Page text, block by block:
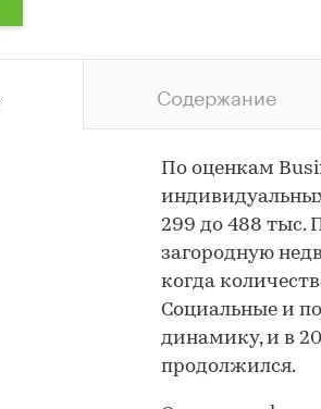
Содержание
По оценкам
299 до 488 тыс.
загородную
когда
Социальные и
динамику, и в
продолжился.